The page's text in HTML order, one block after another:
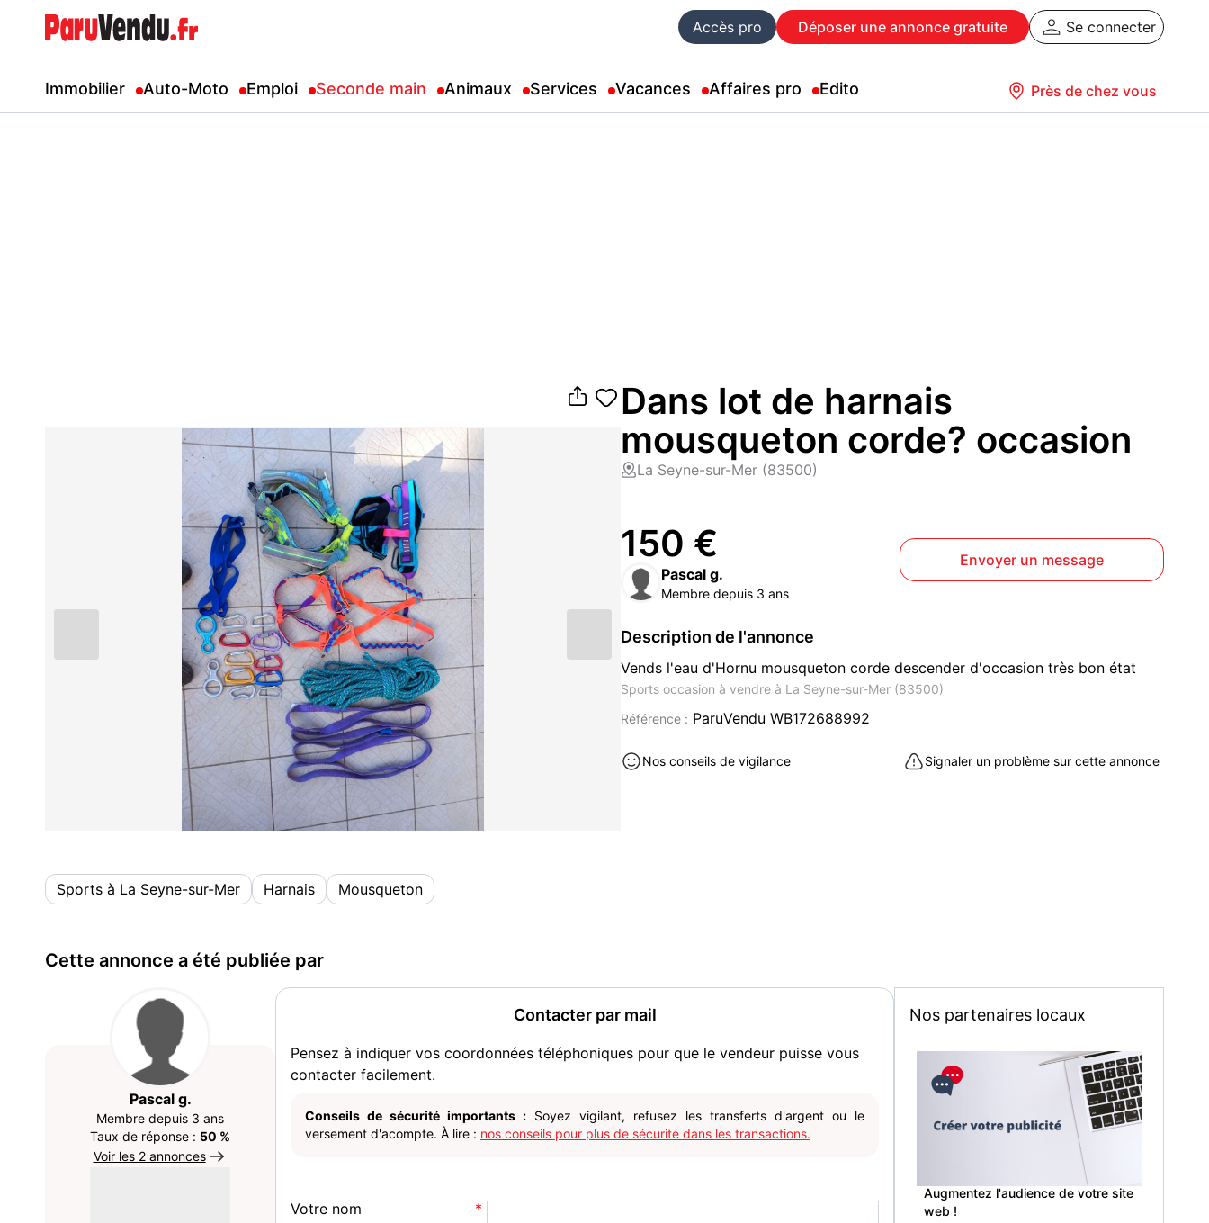
Accès pro Déposer une annonce gratuite Se connecter
Immobilier Auto-Moto Emploi Seconde main Animaux Services Vacances Affaires pro Edito Près de chez vous
Dans lot de harnais
mousqueton corde? occasion
La Seyne-sur-Mer (83500)
150 €
Pascal g.
Membre depuis 3 ans
Envoyer un message
Description de l'annonce
Vends l'eau d'Hornu mousqueton corde descender d'occasion très bon état
Sports occasion à vendre à La Seyne-sur-Mer (83500)
Référence : ParuVendu WB172688992
Nos conseils de vigilance Signaler un problème sur cette annonce
Sports à La Seyne-sur-Mer Harnais Mousqueton
Cette annonce a été publiée par
Pascal g.
Membre depuis 3 ans
Taux de réponse : 50 %
Voir les 2 annonces
Contacter par mail
Pensez à indiquer vos coordonnées téléphoniques pour que le vendeur puisse vous
contacter facilement.
Conseils de sécurité importants : Soyez vigilant, refusez les transferts d'argent ou le
versement d'acompte. À lire : nos conseils pour plus de sécurité dans les transactions.
Votre nom
Nos partenaires locaux
Augmentez l'audience de votre site
web !